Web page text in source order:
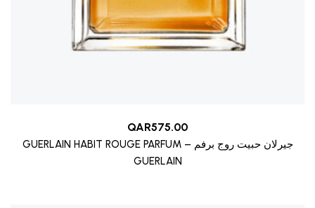
QAR575.00
GUERLAIN HABIT ROUGE PARFUM – جيرلان حبيت روج برفم
GUERLAIN